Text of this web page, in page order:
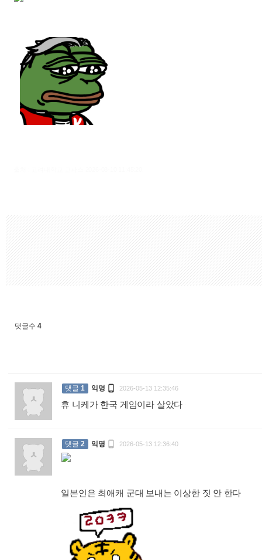
댓글수 4
댓글 1 익명  2026-05-13 12:35:46
휴 니케가 한국 게임이라 살았다
댓글 2 익명  2026-05-13 12:36:40
일본인은 최애캐 군대 보내는 이상한 짓 안 한다